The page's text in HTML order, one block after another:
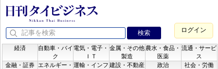
ログイン
経済
自動車・バイ
ク
電気・電子・
ＩＴ
金属・その他
製造
農水・食品・
医薬
流通・サービ
ス
金融・証券
エネルギー・ 運輸・インフ 建設・不動産 政治 社会・労働